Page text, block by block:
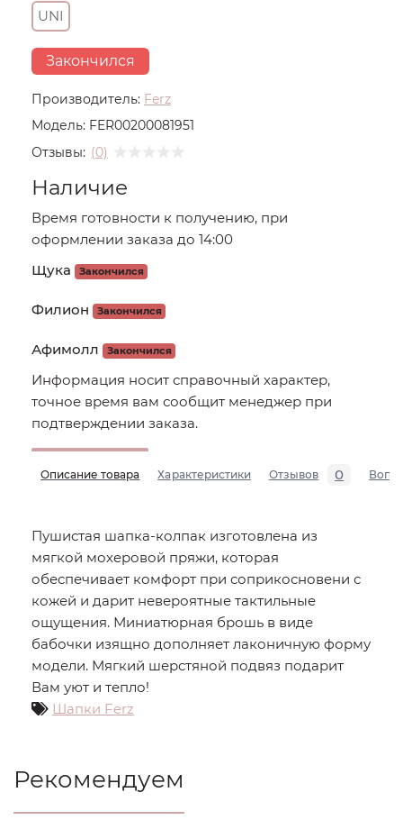
Производитель: Ferz
Модель: FER00200081951
Отзывы: (0)
UNI
Закончился
Наличие
Время готовности к получению, при
оформлении заказа до 14:00
Щука
Закончился
Филион Закончился
Афимолл Закончился
Информация носит справочный характер,
точное время вам сообщит менеджер при
подтверждении заказа.
Описание товара Характеристики Отзывов 0
Пушистая шапка-колпак изготовлена из
мягкой мохеровой пряжи, которая
обеспечивает комфорт при соприкосновени с
кожей и дарит невероятные тактильные
ощущения. Миниатюрная брошь в виде
бабочки изящно дополняет лаконичную форму
модели. Мягкий шерстяной подвяз подарит
Вам уют и тепло!
Шапки Ferz
Рекомендуем